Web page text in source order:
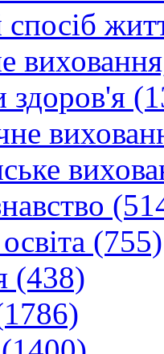
здоров'я
(755)
(438)